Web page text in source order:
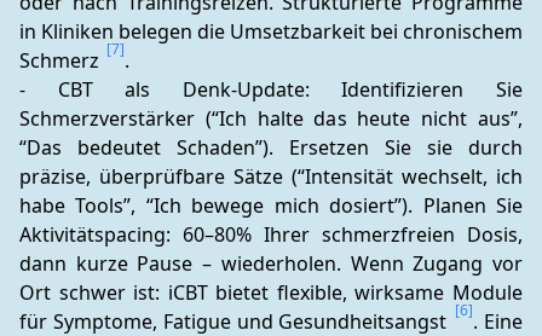
in Kliniken belegen die Umsetzbarkeit bei chronischem
Schmerz [7].
- CBT als Denk-Update: Identifizieren Sie
Schmerzverstärker (“Ich halte das heute nicht aus”,
“Das bedeutet Schaden”). Ersetzen Sie sie durch
präzise, überprüfbare Sätze (“Intensität wechselt, ich
habe Tools”, “Ich bewege mich dosiert”). Planen Sie
Aktivitätspacing: 60–80% Ihrer schmerzfreien Dosis,
dann kurze Pause – wiederholen. Wenn Zugang vor
Ort schwer ist: iCBT bietet flexible, wirksame Module
für Symptome, Fatigue und Gesundheitsangst [6]. Eine